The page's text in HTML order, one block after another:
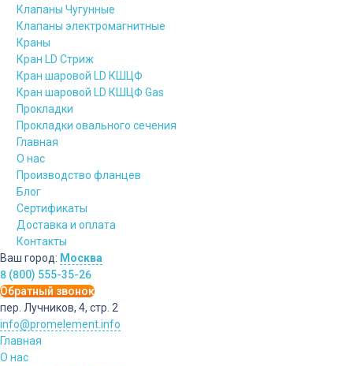
Клапаны Чугунные
Клапаны электромагнитные
Краны
Кран LD Стриж
Кран шаровой LD КШЦФ
Кран шаровой LD КШЦФ Gas
Прокладки
Прокладки овального сечения
Главная
О нас
Производство фланцев
Блог
Сертификаты
Доставка и оплата
Контакты
Ваш город: Москва
8 (800) 555-35-26
Обратный звонок
пер. Лучников, 4, стр. 2
info@promelement.info
Главная
О нас